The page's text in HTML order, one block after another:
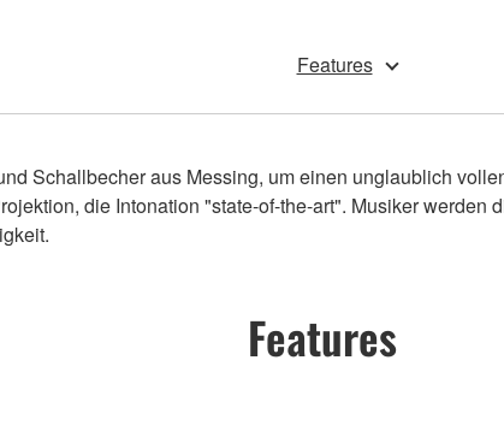
Features
Schallbecher aus Messing, um einen unglaublich
die Intonation "state-of-the-art". Musiker
Features